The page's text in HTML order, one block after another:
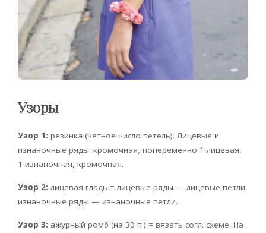
Узоры
Узор 1: резинка (четное число петель). Лицевые и
изнаночные ряды: кромочная, попеременно 1 лицевая,
1 изнаночная, кромочная.
Узор 2: лицевая гладь = лицевые ряды — лицевые петли,
изнаночные ряды — изнаночные петли.
Узор 3: ажурный ромб (на 30 п.) = вязать согл. схеме. На